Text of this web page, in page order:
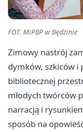
FOT. MiPBP w Będzinie
Zimowy nastrój
dymków, szkiców i
bibliotecznej
młodych twórców
narracją i
sposób na